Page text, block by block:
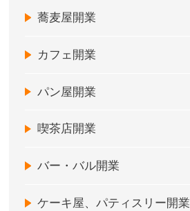
蕎麦屋開業
カフェ開業
パン屋開業
喫茶店開業
バー・バル開業
ケーキ屋、パティスリー開業